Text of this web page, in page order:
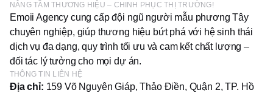
NÂNG TẦM THƯƠNG HIỆU – CHINH PHỤC THỊ TRƯỜNG!
Emoii Agency cung cấp đội ngũ người mẫu phương Tây
chuyên nghiệp, giúp thương hiệu bứt phá với hệ sinh thái
dịch vụ đa dạng, quy trình tối ưu và cam kết chất lượng –
đối tác lý tưởng cho mọi dự án.
THÔNG TIN LIÊN HỆ
Địa chỉ: 159 Võ Nguyên Giáp, Thảo Điền, Quận 2, TP. Hồ